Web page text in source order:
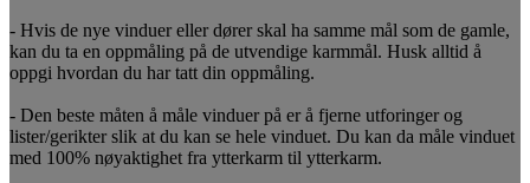
- Hvis de nye vinduer eller dører skal ha samme mål som de gamle,
kan du ta en oppmåling på de utvendige karmmål. Husk alltid å
oppgi hvordan du har tatt din oppmåling.
- Den beste måten å måle vinduer på er å fjerne utforinger og
lister/gerikter slik at du kan se hele vinduet. Du kan da måle vinduet
med 100% nøyaktighet fra ytterkarm til ytterkarm.